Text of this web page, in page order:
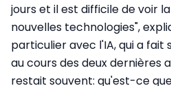
jours et il est difficile de voir
nouvelles technologies",
particulier avec l'IA, qui a
au cours des deux dernières
restait souvent: qu'est-ce